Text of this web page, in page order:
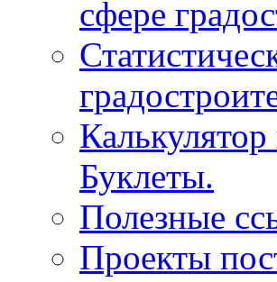
сфере
Буклеты.
Полезные
Проекты